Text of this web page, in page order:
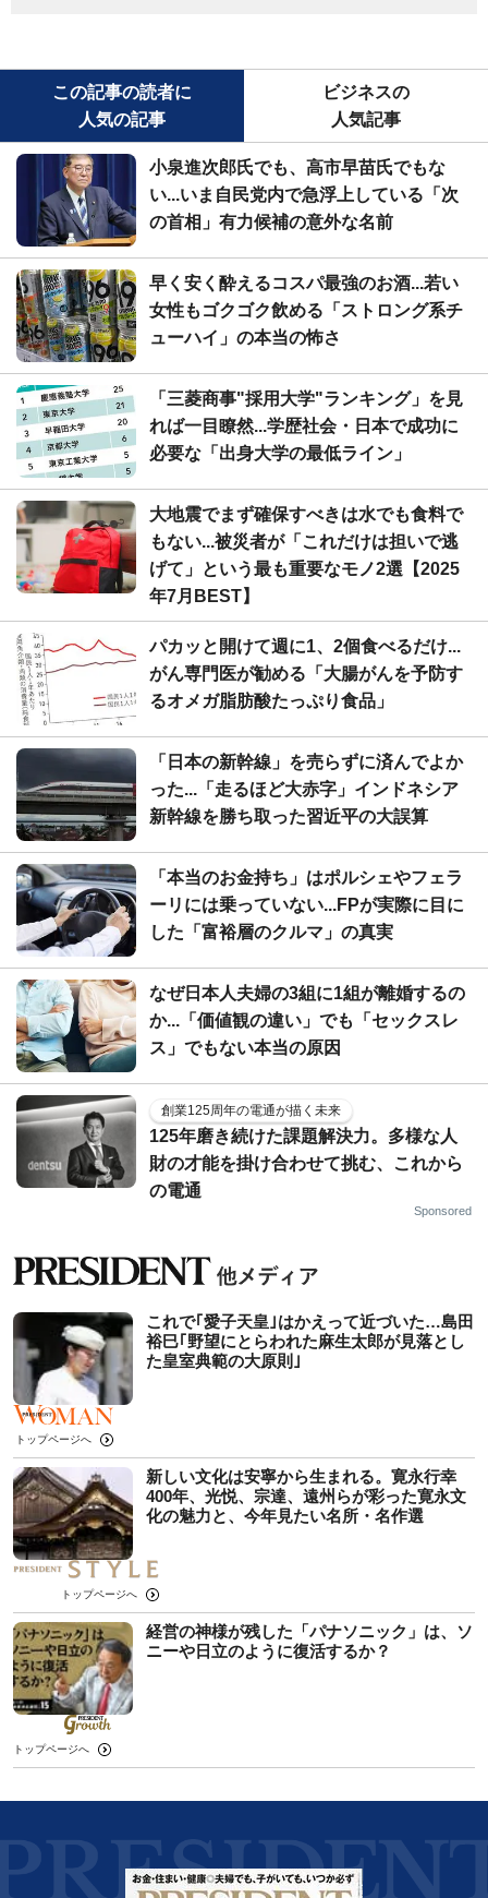
この記事の読者に
人気の記事
ビジネスの
人気記事
小泉進次郎氏でも、高市早苗氏でもな
い...いま自民党内で急浮上している「次
の首相」有力候補の意外な名前
早く安く酔えるコスパ最強のお酒...若い
女性もゴクゴク飲める「ストロング系チ
ューハイ」の本当の怖さ
「三菱商事"採用大学"ランキング」を見
れば一目瞭然...学歴社会・日本で成功に
必要な「出身大学の最低ライン」
大地震でまず確保すべきは水でも食料で
もない...被災者が「これだけは担いで逃
げて」という最も重要なモノ2選【2025
年7月BEST】
パカッと開けて週に1、2個食べるだけ...
がん専門医が勧める「大腸がんを予防す
るオメガ脂肪酸たっぷり食品」
「日本の新幹線」を売らずに済んでよか
った...「走るほど大赤字」インドネシア
新幹線を勝ち取った習近平の大誤算
「本当のお金持ち」はポルシェやフェラ
ーリには乗っていない...FPが実際に目に
した「富裕層のクルマ」の真実
なぜ日本人夫婦の3組に1組が離婚するの
か...「価値観の違い」でも「セックスレ
ス」でもない本当の原因
創業125周年の電通が描く未来
125年磨き続けた課題解決力。多様な人
財の才能を掛け合わせて挑む、これから
の電通
Sponsored
これで｢愛子天皇｣はかえって近づいた…島田
裕巳｢野望にとらわれた麻生太郎が見落とし
た皇室典範の大原則｣
トップページへ
新しい文化は安寧から生まれる。寛永行幸
400年、光悦、宗達、遠州らが彩った寛永文
化の魅力と、今年見たい名所・名作選
トップページへ
経営の神様が残した「パナソニック」は、ソ
ニーや日立のように復活するか？
トップページへ